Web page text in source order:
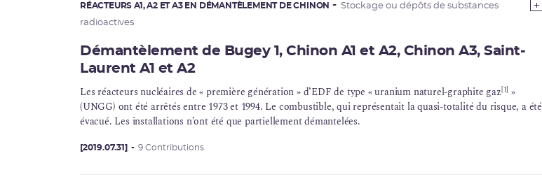
RÉACTEURS A1, A2 ET A3 EN DÉMANTÈLEMENT DE CHINON
Stockage ou dépôts de substances
radioactives
Démantèlement de Bugey 1, Chinon A1 et A2, Chinon A3, Saint-
Laurent A1 et A2
Les réacteurs nucléaires de « première génération » d’EDFde type « uranium naturel-graphite gaz[1] »
(UNGG) ont été arrêtés entre 1973 et 1994. Le combustible, qui représentait la quasi-totalité du risque, a été
évacué. Les installations n’ont été que partiellement démantelées.
[2019.07.31] 9 Contributions